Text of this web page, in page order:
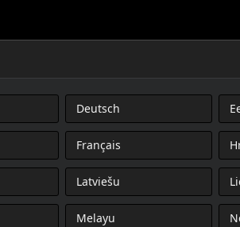
Deutsch
Français
Latviešu
Melayu